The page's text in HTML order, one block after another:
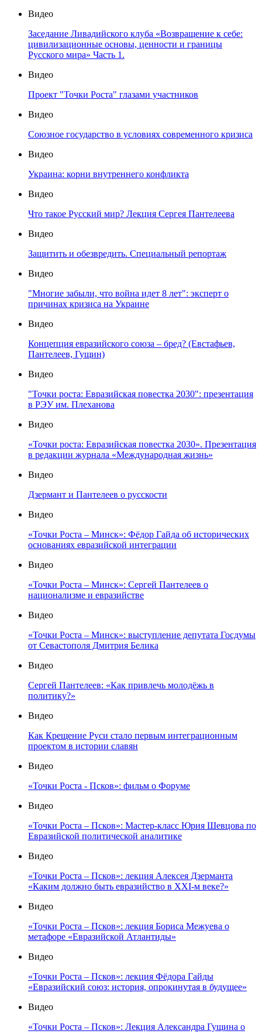
Видео
Заседание Ливадийского клуба «Возвращение к себе:
цивилизационные основы, ценности и границы
Русского мира» Часть 1.
Видео
Проект "Точки Роста" глазами участников
Видео
Союзное государство в условиях современного кризиса
Видео
Украина: корни внутреннего конфликта
Видео
Что такое Русский мир? Лекция Сергея Пантелеева
Видео
Защитить и обезвредить. Специальный репортаж
Видео
"Многие забыли, что война идет 8 лет": эксперт о
причинах кризиса на Украине
Видео
Концепция евразийского союза – бред? (Евстафьев,
Пантелеев, Гущин)
Видео
"Точки роста: Евразийская повестка 2030": презентация
в РЭУ им. Плеханова
Видео
«Точки роста: Евразийская повестка 2030». Презентация
в редакции журнала «Международная жизнь»
Видео
Дзермант и Пантелеев о русскости
Видео
«Точки Роста – Минск»: Фёдор Гайда об исторических
основаниях евразийской интеграции
Видео
«Точки Роста – Минск»: Сергей Пантелеев о
национализме и евразийстве
Видео
«Точки Роста – Минск»: выступление депутата Госдумы
от Севастополя Дмитрия Белика
Видео
Сергей Пантелеев: «Как привлечь молодёжь в
политику?»
Видео
Как Крещение Руси стало первым интеграционным
проектом в истории славян
Видео
«Точки Роста - Псков»: фильм о Форуме
Видео
«Точки Роста – Псков»: Мастер-класс Юрия Шевцова по
Евразийской политической аналитике
Видео
«Точки Роста – Псков»: лекция Алексея Дзерманта
«Каким должно быть евразийство в XXI-м веке?»
Видео
«Точки Роста – Псков»: лекция Бориса Межуева о
метафоре «Евразийской Атлантиды»
Видео
«Точки Роста – Псков»: лекция Фёдора Гайды
«Евразийский союз: история, опрокинутая в будущее»
Видео
«Точки Роста – Псков»: Лекция Александра Гущина о